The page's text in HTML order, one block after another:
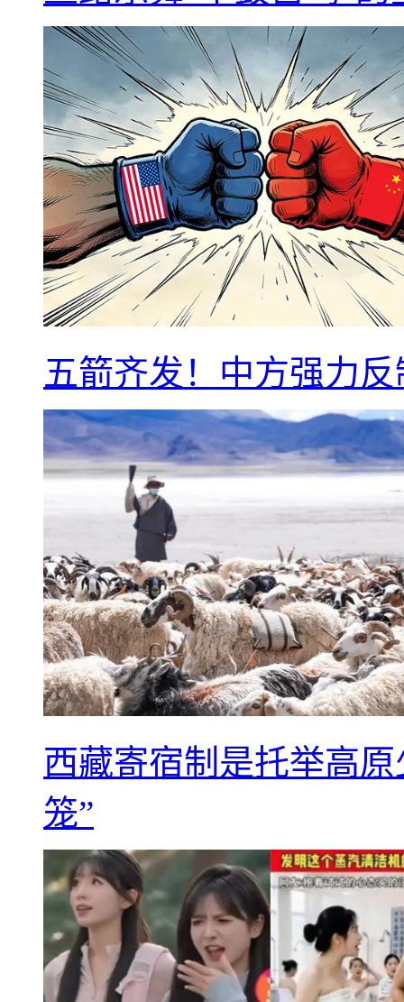
五箭齐发！中方强力
西藏寄宿制是托举高
笼”